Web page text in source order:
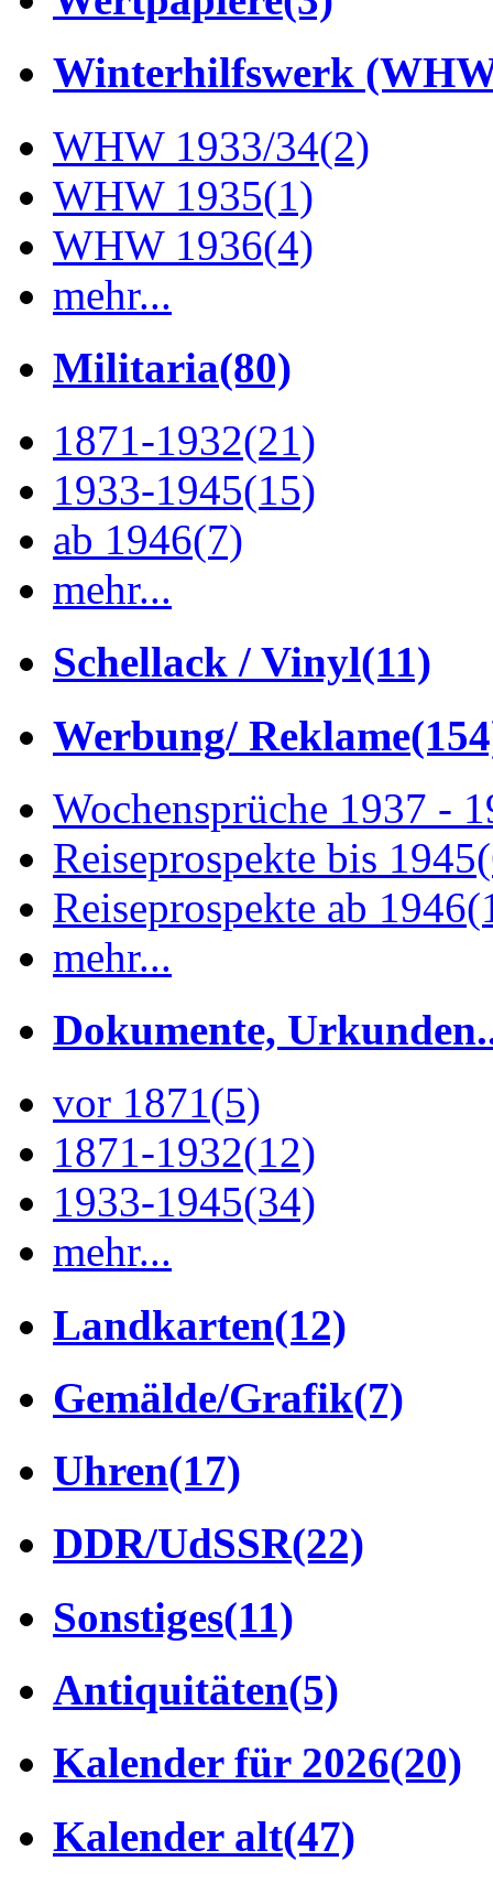
Winterhilfswerk
WHW 1933/34(2)
WHW 1935(1)
WHW 1936(4)
mehr...
Militaria(80)
1871-1932(21)
1933-1945(15)
ab 1946(7)
mehr...
Schellack / Vinyl(11)
Werbung/ Reklame
Wochensprüche 1937 -
Reiseprospekte bis 1945
Reiseprospekte ab 1946
mehr...
Dokumente,
vor 1871(5)
1871-1932(12)
1933-1945(34)
mehr...
Landkarten(12)
Gemälde/Grafik(7)
Uhren(17)
DDR/UdSSR(22)
Sonstiges(11)
Antiquitäten(5)
Kalender für 2026(20)
Kalender alt(47)